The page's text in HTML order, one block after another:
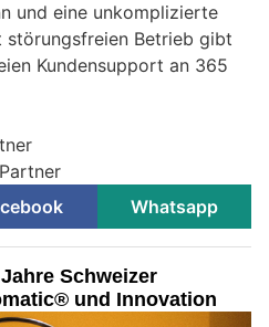
und eine unkomplizierte
störungsfreien Betrieb gibt
Kundensupport an 365
Whatsapp
Schweizer
und Innovation